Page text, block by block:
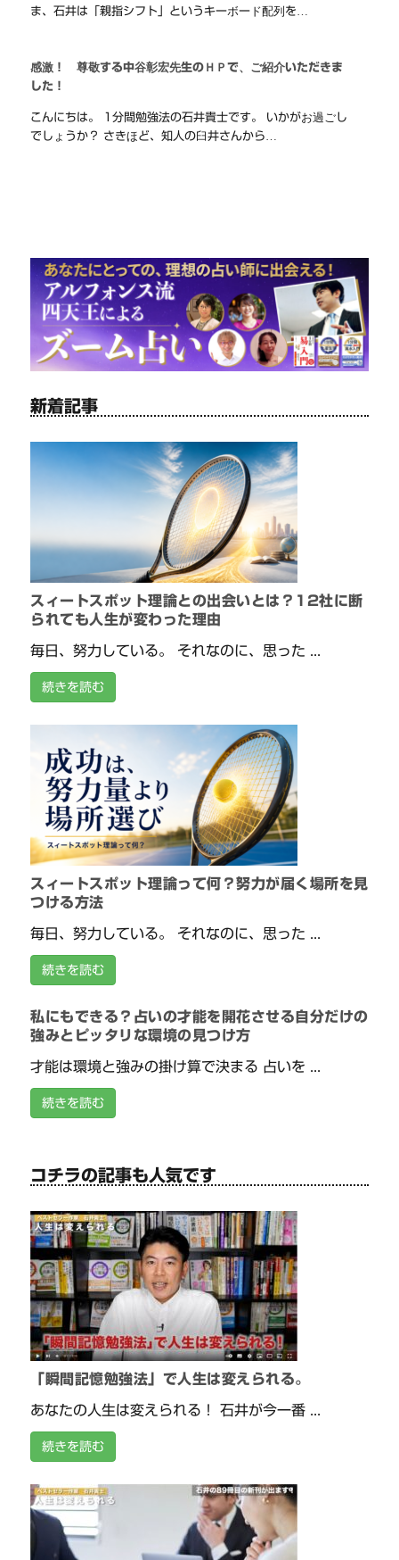
ま、石井は「親指シフト」というキーボード配列を…
感激！ 尊敬する中谷彰宏先生のＨＰで、ご紹介いただきま
した！
こんにちは。 1分間勉強法の石井貴士です。 いかがお過ごし
でしょうか？ さきほど、知人の臼井さんから…
新着記事
スィートスポット理論との出会いとは？12社に断
られても人生が変わった理由
毎日、努力している。 それなのに、思った ...
続きを読む
スィートスポット理論って何？努力が届く場所を見
つける方法
毎日、努力している。 それなのに、思った ...
続きを読む
私にもできる？占いの才能を開花させる自分だけの
強みとピッタリな環境の見つけ方
才能は環境と強みの掛け算で決まる 占いを ...
続きを読む
コチラの記事も人気です
「瞬間記憶勉強法」で人生は変えられる。
あなたの人生は変えられる！ 石井が今一番 ...
続きを読む